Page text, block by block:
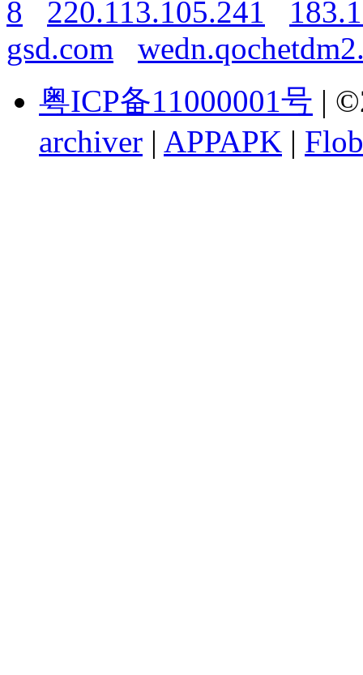
8 220.113.105.241
gsd.com
粤ICP备11000001号 |
archiver | APPAPK |